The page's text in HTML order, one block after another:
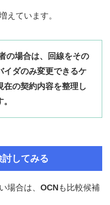
えています。
の場合は、回線をその
イダのみ変更できるケ
在の契約内容を整理し
してみる
場合は、 OCNも比較候補